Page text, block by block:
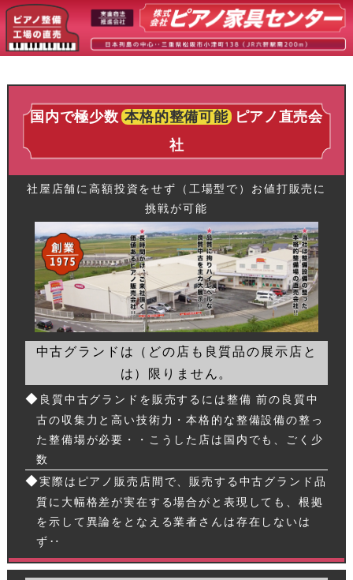
国内で極少数 本格的整備可能 ピアノ直売会
社
社屋店舗に高額投資をせず（工場型で）お値打販売に
挑戦が可能
中古グランドは（どの店も良質品の展示店と
は）限りません。
◆ 良質中古グランドを販売するには整備 前の良質中
古の収集力と高い技術力・本格的な整備設備の整っ
た整備場が必要・・こうした店は国内でも、ごく少
数
◆実際はピアノ販売店間で、販売する中古グランド品
質に大幅格差が実在する場合がと表現しても、根拠
を示して異論をとなえる業者さんは存在しないは
ず‥